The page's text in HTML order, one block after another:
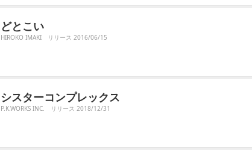
どとこい
HIROKO IMAKI リリース 2016/06/15
シスターコンプレックス
P.K.WORKS INC. リリース 2018/12/31